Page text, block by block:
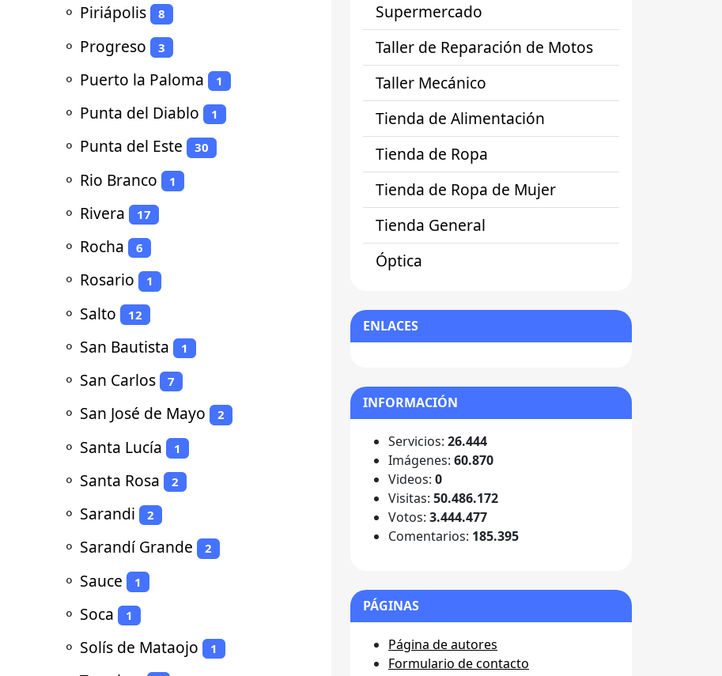
⚬ Piriápolis 8
⚬ Progreso 3
⚬ Puerto la Paloma 1
⚬ Punta del Diablo 1
⚬ Punta del Este 30
⚬ Rio Branco 1
⚬ Rivera 17
⚬ Rocha 6
⚬ Rosario 1
⚬ Salto 12
⚬ San Bautista 1
⚬ San Carlos 7
⚬ San José de Mayo 2
⚬ Santa Lucía 1
⚬ Santa Rosa 2
⚬ Sarandi 2
⚬ Sarandí Grande 2
⚬ Sauce 1
⚬ Soca 1
⚬ Solís de Mataojo 1
Supermercado
Taller de Reparación de Motos
Taller Mecánico
Tienda de Alimentación
Tienda de Ropa
Tienda de Ropa de Mujer
Tienda General
Óptica
ENLACES
INFORMACIÓN
Servicios: 26.444
Imágenes: 60.870
Videos: 0
Visitas: 50.486.172
Votos: 3.444.477
Comentarios: 185.395
PÁGINAS
Página de autores
Formulario de contacto